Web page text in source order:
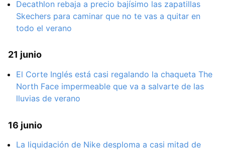
Decathlon rebaja a precio bajísimo las zapatillas
Skechers para caminar que no te vas a quitar en
todo el verano
21 junio
El Corte Inglés está casi regalando la chaqueta The
North Face impermeable que va a salvarte de las
lluvias de verano
16 junio
La liquidación de Nike desploma a casi mitad de